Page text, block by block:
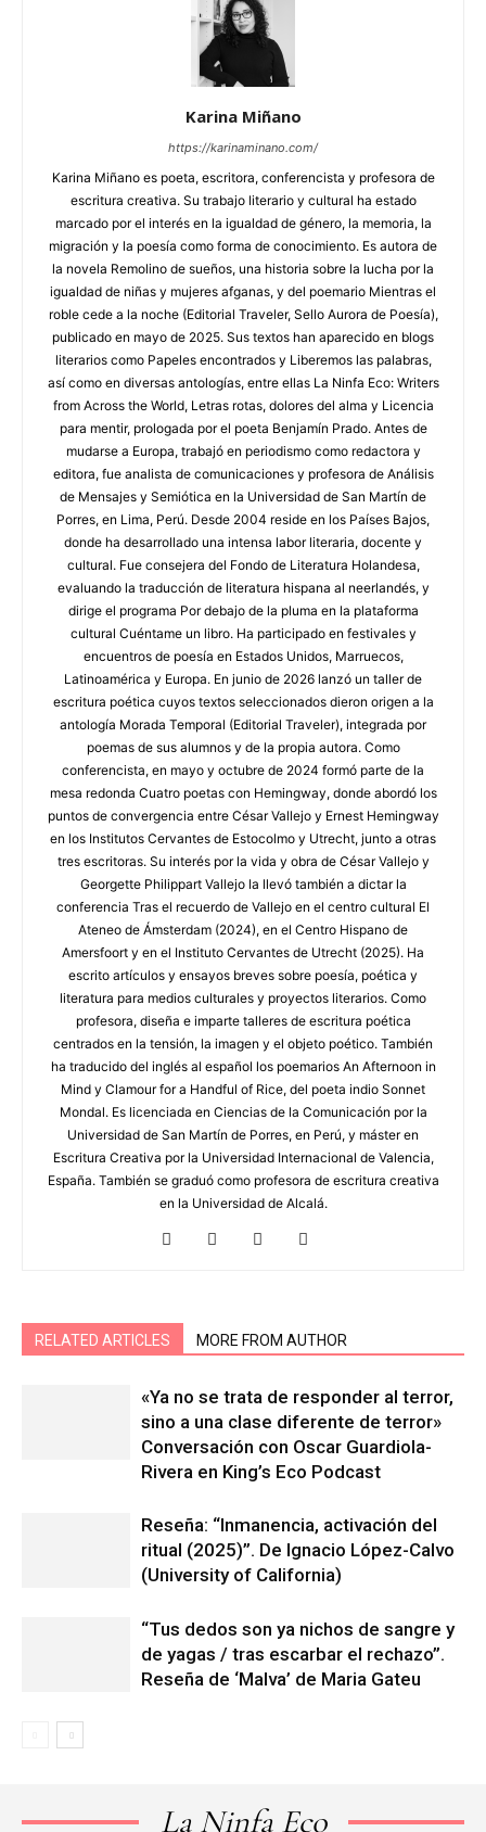
Karina Miñano
https://karinaminano.com/
Karina Miñano es poeta, escritora, conferencista y profesora de
escritura creativa. Su trabajo literario y cultural ha estado
marcado por el interés en la igualdad de género, la memoria, la
migración y la poesía como forma de conocimiento. Es autora de
la novela Remolino de sueños, una historia sobre la lucha por la
igualdad de niñas y mujeres afganas, y del poemario Mientras el
roble cede a la noche (Editorial Traveler, Sello Aurora de Poesía),
publicado en mayo de 2025. Sus textos han aparecido en blogs
literarios como Papeles encontrados y Liberemos las palabras,
así como en diversas antologías, entre ellas La Ninfa Eco: Writers
from Across the World, Letras rotas, dolores del alma y Licencia
para mentir, prologada por el poeta Benjamín Prado. Antes de
mudarse a Europa, trabajó en periodismo como redactora y
editora, fue analista de comunicaciones y profesora de Análisis
de Mensajes y Semiótica en la Universidad de San Martín de
Porres, en Lima, Perú. Desde 2004 reside en los Países Bajos,
donde ha desarrollado una intensa labor literaria, docente y
cultural. Fue consejera del Fondo de Literatura Holandesa,
evaluando la traducción de literatura hispana al neerlandés, y
dirige el programa Por debajo de la pluma en la plataforma
cultural Cuéntame un libro. Ha participado en festivales y
encuentros de poesía en Estados Unidos, Marruecos,
Latinoamérica y Europa. En junio de 2026 lanzó un taller de
escritura poética cuyos textos seleccionados dieron origen a la
antología Morada Temporal (Editorial Traveler), integrada por
poemas de sus alumnos y de la propia autora. Como
conferencista, en mayo y octubre de 2024 formó parte de la
mesa redonda Cuatro poetas con Hemingway, donde abordó los
puntos de convergencia entre César Vallejo y Ernest Hemingway
en los Institutos Cervantes de Estocolmo y Utrecht, junto a otras
tres escritoras. Su interés por la vida y obra de César Vallejo y
Georgette Philippart Vallejo la llevó también a dictar la
conferencia Tras el recuerdo de Vallejo en el centro cultural El
Ateneo de Ámsterdam (2024), en el Centro Hispano de
Amersfoort y en el Instituto Cervantes de Utrecht (2025). Ha
escrito artículos y ensayos breves sobre poesía, poética y
literatura para medios culturales y proyectos literarios. Como
profesora, diseña e imparte talleres de escritura poética
centrados en la tensión, la imagen y el objeto poético. También
ha traducido del inglés al español los poemarios An Afternoon in
Mind y Clamour for a Handful of Rice, del poeta indio Sonnet
Mondal. Es licenciada en Ciencias de la Comunicación por la
Universidad de San Martín de Porres, en Perú, y máster en
Escritura Creativa por la Universidad Internacional de Valencia,
España. También se graduó como profesora de escritura creativa
en la Universidad de Alcalá.
RELATED ARTICLES MORE FROM AUTHOR
«Ya no se trata de responder al terror,
sino a una clase diferente de terror»
Conversación con Oscar Guardiola-
Rivera en King’s Eco Podcast
Reseña: “Inmanencia, activación del
ritual (2025)”. De Ignacio López-Calvo
(University of California)
“Tus dedos son ya nichos de sangre y
de yagas / tras escarbar el rechazo”.
Reseña de ‘Malva’ de Maria Gateu
La Ninfa Eco